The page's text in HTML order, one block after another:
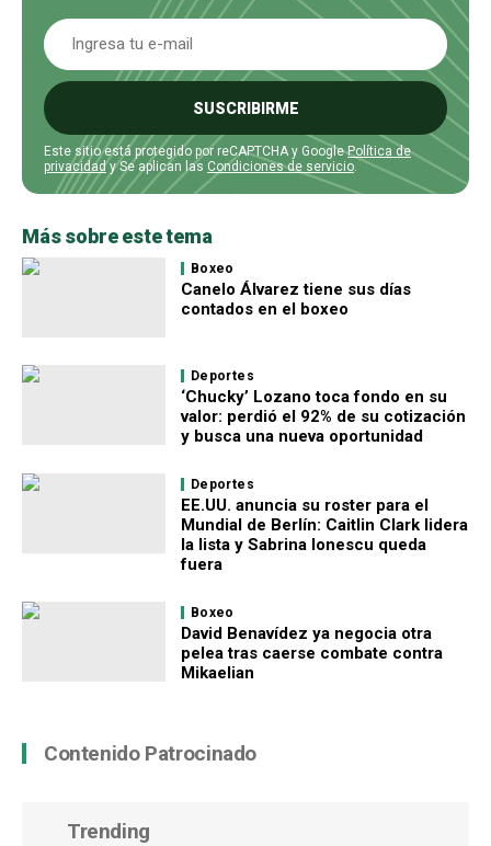
SUSCRIBIRME
Este sitio está protegido por reCAPTCHA y GooglePolítica de
privacidady Se aplican las Condiciones de servicio.
Más sobre este tema
Boxeo
Canelo Álvarez tiene sus días
contados en el boxeo
Deportes
‘Chucky’ Lozano toca fondo en su
valor: perdió el 92% de su cotización
y busca una nueva oportunidad
Deportes
EE.UU. anuncia su roster para el
Mundial de Berlín: Caitlin Clark lidera
la lista y Sabrina Ionescu queda
fuera
Boxeo
David Benavídez ya negocia otra
pelea tras caerse combate contra
Mikaelian
Contenido Patrocinado
Trending